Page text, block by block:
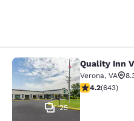
Quality Inn
25
Quality Inn
Verona, VA
4.24 étoiles.
4.2(643)